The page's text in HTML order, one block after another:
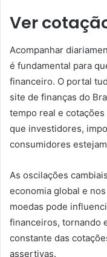
Ver
Acompanhar
é fundamental para
financeiro. O portal
site de finanças do
tempo real e
que investidores,
consumidores
As oscilações
economia global e
moedas pode
financeiros, tornando
constante das
assertivas.